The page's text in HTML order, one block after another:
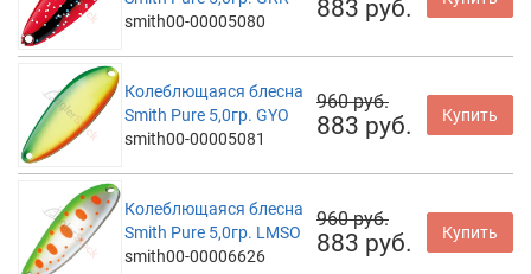
smith00-00005080
883 руб.
Колеблющаяся блесна
Smith Pure 5,0гр. GYO
smith00-00005081
960 руб.
883 руб. Купить
Колеблющаяся блесна
Smith Pure 5,0гр. LMSO
smith00-00006626
960 руб.
883 руб. Купить